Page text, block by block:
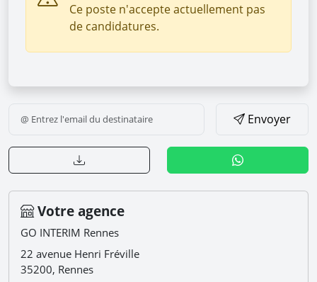
Ce poste n'accepte actuellement pas
de candidatures.
Envoyer
Votre agence
GO INTERIM Rennes
22 avenue Henri Fréville
35200, Rennes